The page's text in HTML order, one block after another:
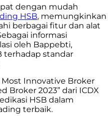
dengan mudah
HSB, memungkinkan
berbagai fitur dan alat
informasi
oleh Bappebti,
terhadap standar
Most Innovative Broker
Broker 2023” dari ICDX
HSB dalam
terbaik.